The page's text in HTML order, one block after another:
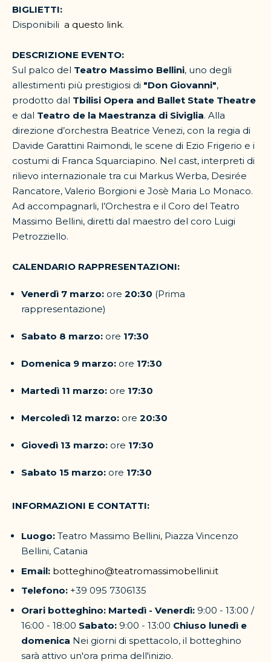
BIGLIETTI:
Disponibili a questo link.
DESCRIZIONE EVENTO:
Sul palco del Teatro Massimo Bellini, uno degli
allestimenti più prestigiosi di "Don Giovanni",
prodotto dal Tbilisi Opera and Ballet State Theatre
e dal Teatro de la Maestranza di Siviglia. Alla
direzione d’orchestra Beatrice Venezi, con la regia di
Davide Garattini Raimondi, le scene di Ezio Frigerio e i
costumi di Franca Squarciapino. Nel cast, interpreti di
rilievo internazionale tra cui Markus Werba, Desirée
Rancatore, Valerio Borgioni e Josè Maria Lo Monaco.
Ad accompagnarli, l’Orchestra e il Coro del Teatro
Massimo Bellini, diretti dal maestro del coro Luigi
Petrozziello.
CALENDARIO RAPPRESENTAZIONI:
Venerdì 7 marzo: ore 20:30 (Prima
rappresentazione)
Sabato 8 marzo: ore 17:30
Domenica 9 marzo: ore 17:30
Martedì 11 marzo: ore 17:30
Mercoledì 12 marzo: ore 20:30
Giovedì 13 marzo: ore 17:30
Sabato 15 marzo: ore 17:30
INFORMAZIONI E CONTATTI:
Luogo: Teatro Massimo Bellini, Piazza Vincenzo
Bellini, Catania
Email: botteghino@teatromassimobellini.it
Telefono: +39 095 7306135
Orari botteghino: Martedì - Venerdì: 9:00 - 13:00 /
16:00 - 18:00 Sabato: 9:00 - 13:00 Chiuso lunedì e
domenica Nei giorni di spettacolo, il botteghino
sarà attivo un'ora prima dell'inizio.